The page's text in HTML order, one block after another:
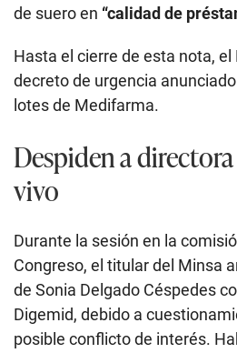
de suero en “calidad de
Hasta el cierre de esta nota, el
decreto de urgencia
lotes de Medifarma.
Despiden a
vivo
Durante la sesión en la
Congreso, el titular del Minsa
de Sonia Delgado Céspedes
Digemid, debido a
posible conflicto de interés.